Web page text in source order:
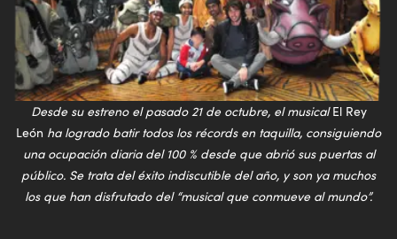
Desde su estreno el pasado 21 de octubre, el musicalEl Rey
León ha logrado batir todos los récords en taquilla, consiguiendo
una ocupación diaria del 100 % desde que abrió sus puertas al
público. Se trata del éxito indiscutible del año, y son ya muchos
los que han disfrutado del “musical que conmueve al mundo”.